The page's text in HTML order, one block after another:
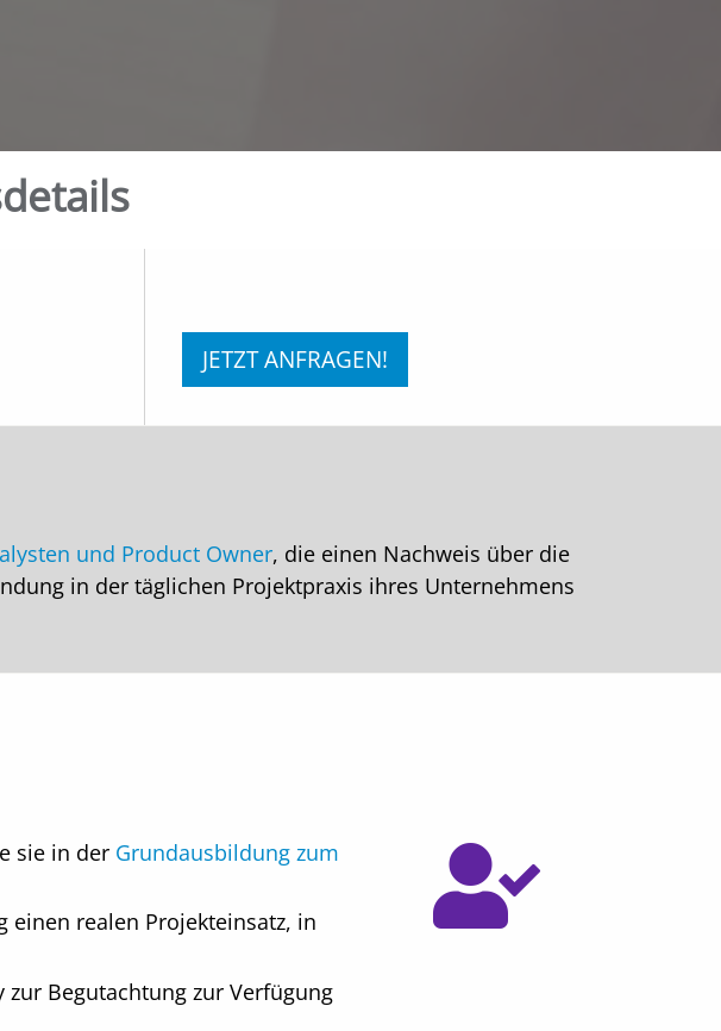
JETZT ANFRAGEN!
und Product Owner, die einen Nachweis über die
in der täglichen Projektpraxis ihres Unternehmens
sie in der Grundausbildung zum
einen realen Projekteinsatz, in
Begutachtung zur Verfügung